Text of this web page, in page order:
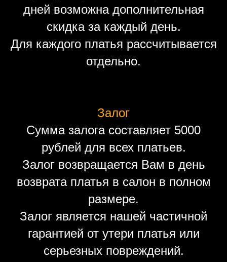
дней возможна дополнительная
скидка за каждый день.
Для каждого платья рассчитывается
отдельно.
Залог
Сумма залога составляет 5000
рублей для всех платьев.
Залог возвращается Вам в день
возврата платья в салон в полном
размере.
Залог является нашей частичной
гарантией от утери платья или
серьезных повреждений.